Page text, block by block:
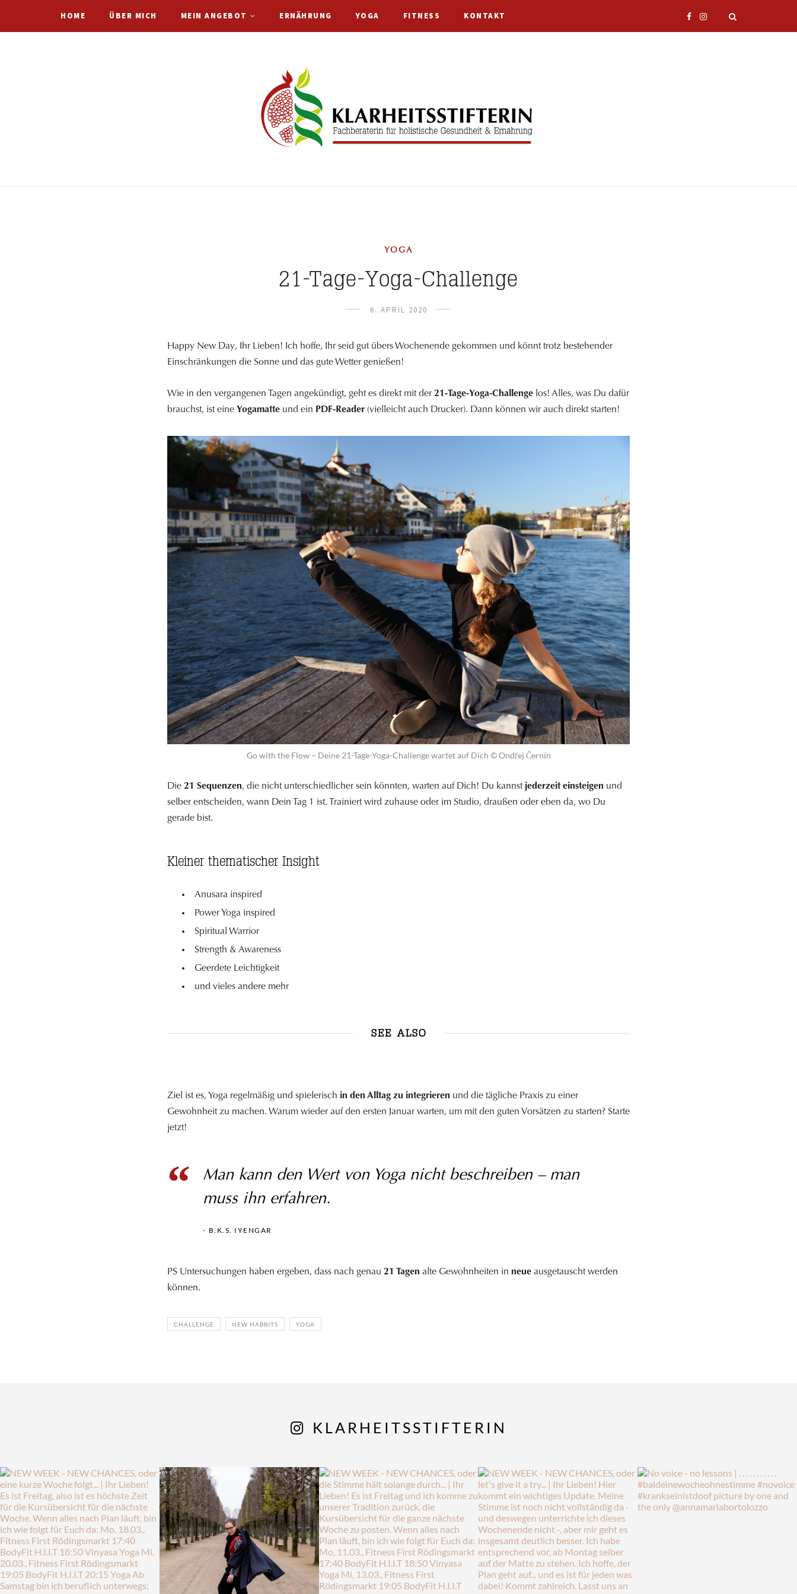
HOME ÜBER MICH MEIN ANGEBOT ERNÄHRUNG YOGA FITNESS KONTAKT
YOGA
21-Tage-Yoga-Challenge
6. APRIL 2020
Happy New Day, Ihr Lieben! Ich hoffe, Ihr seid gut übers Wochenende gekommen und könnt trotz bestehender
Einschränkungen die Sonne und das gute Wetter genießen!
Wie in den vergangenen Tagen angekündigt, geht es direkt mit der 21-Tage-Yoga-Challenge los! Alles, was Du dafür
brauchst, ist eine Yogamatte und ein PDF-Reader (vielleicht auch Drucker). Dann können wir auch direkt starten!
Go with the Flow – Deine 21-Tage-Yoga-Challenge wartet auf Dich © Ondřej Černín
Die 21 Sequenzen, die nicht unterschiedlicher sein könnten, warten auf Dich! Du kannst jederzeit einsteigen und
selber entscheiden, wann Dein Tag 1 ist. Trainiert wird zuhause oder im Studio, draußen oder eben da, wo Du
gerade bist.
Kleiner thematischer Insight
Anusara inspired
Power Yoga inspired
Spiritual Warrior
Strength & Awareness
Geerdete Leichtigkeit
und vieles andere mehr
SEE ALSO
Ziel ist es, Yoga regelmäßig und spielerisch in den Alltag zu integrieren und die tägliche Praxis zu einer
Gewohnheit zu machen. Warum wieder auf den ersten Januar warten, um mit den guten Vorsätzen zu starten? Starte
jetzt!
Man kann den Wert von Yoga nicht beschreiben – man
muss ihn erfahren.
B.K.S. IYENGAR
PS Untersuchungen haben ergeben, dass nach genau 21 Tagen alte Gewohnheiten in neue ausgetauscht werden
können.
CHALLENGE NEW HABBITS YOGA
KLARHEITSSTIFTERIN